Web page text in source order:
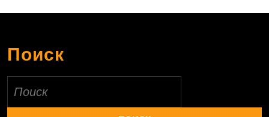
Поиск